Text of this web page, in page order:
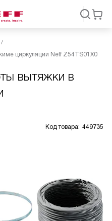
циркуляции Neff Z54TS01X0
вытяжки в
Код товара: 449735